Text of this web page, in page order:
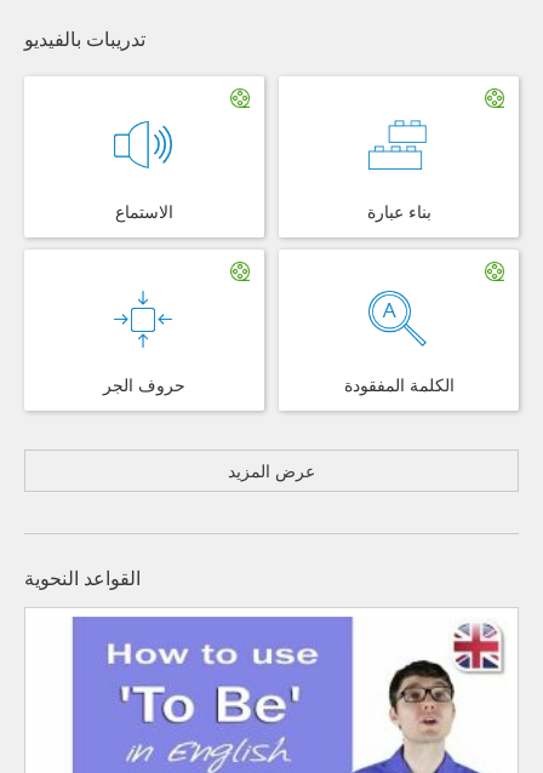
تدريبات بالفيديو
الاستماع بناء عبارة
حروف الجر الكلمة المفقودة
عرض المزيد
القواعد النحوية